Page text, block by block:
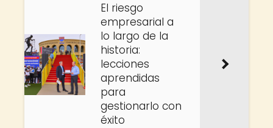
El riesgo
empresarial a
lo largo de la
historia:
lecciones
aprendidas
para
gestionarlo con
éxito